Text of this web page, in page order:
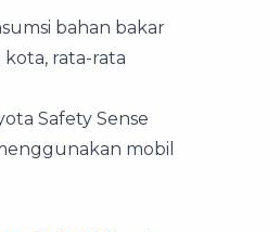
bahan bakar
rata-rata
Safety Sense
mobil